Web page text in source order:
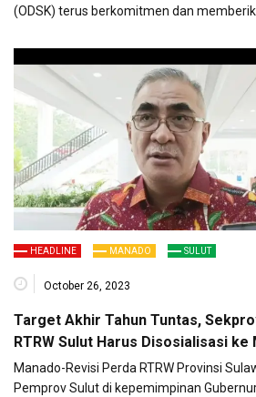
(ODSK) terus berkomitmen dan
HEADLINE MANADO SULUT
October 26, 2023
Target Akhir Tahun Tuntas,
RTRW Sulut Harus Disosialisasi ke
Manado-Revisi Perda RTRW Provinsi
Pemprov Sulut di kepemimpinan